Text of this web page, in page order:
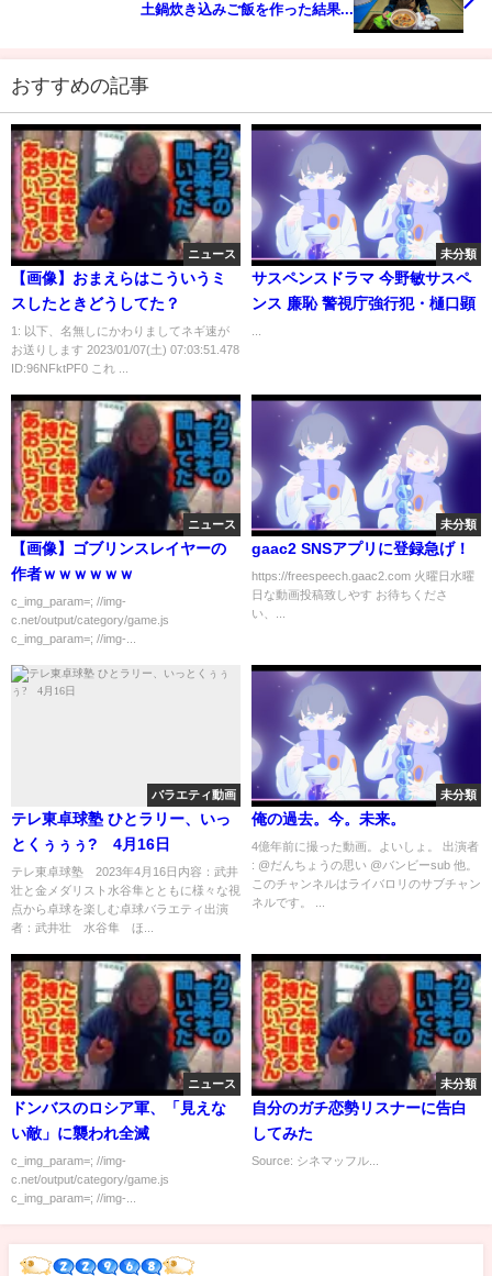
土鍋炊き込みご飯を作った結果...
おすすめの記事
ニュース
【画像】おまえらはこういうミ
スしたときどうしてた？
1: 以下、名無しにかわりましてネギ速が
お送りします 2023/01/07(土) 07:03:51.478
ID:96NFktPF0 これ ...
未分類
サスペンスドラマ 今野敏サスペ
ンス 廉恥 警視庁強行犯・樋口顕
ニュース
【画像】ゴブリンスレイヤーの
作者ｗｗｗｗｗｗ
c_img_param=; //img-
c.net/output/category/game.js
c_img_param=; //img-...
未分類
gaac2 SNSアプリに登録急げ！
https://freespeech.gaac2.com 火曜日水曜
日な動画投稿致しやす お待ちくださ
い、...
バラエティ動画
テレ東卓球塾 ひとラリー、いっ
とくぅぅぅ? 4月16日
テレ東卓球塾 2023年4月16日内容：武井
壮と金メダリスト水谷隼とともに様々な視
点から卓球を楽しむ卓球バラエティ出演
者：武井壮 水谷隼 ほ...
未分類
俺の過去。今。未来。
4億年前に撮った動画。よいしょ。 出演者
: @だんちょうの思い @バンビーsub 他。
このチャンネルはライバロリのサブチャン
ネルです。 ...
ニュース
ドンバスのロシア軍、「見えな
い敵」に襲われ全滅
c_img_param=; //img-
c.net/output/category/game.js
c_img_param=; //img-...
未分類
自分のガチ恋勢リスナーに告白
してみた
Source: シネマッフル...